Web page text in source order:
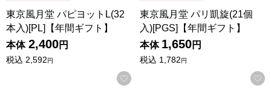
東京風月堂 パピヨットL(32
本入)[PL]【年間ギフト】
本体 2,400円
税込 2,592円
お気に入りに登録する
東京風月堂 パリ凱旋(21個
入)[PGS]【年間ギフト】
本体 1,650円
税込 1,782円